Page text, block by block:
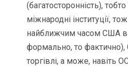
(багатосторонність), тобто
міжнародні інституції,
найближчим часом США
формально, то фактично),
торгівлі, а може, навіть